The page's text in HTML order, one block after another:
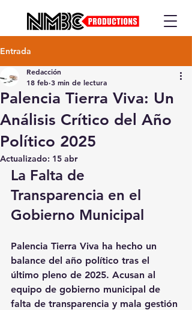
Entrada
Palencia Tierra Viva: Un
Análisis Crítico del Año
Político 2025
Redacción
18 feb 3 min de lectura
Actualizado: 15 abr
La Falta de
Transparencia en el
Gobierno Municipal
Palencia Tierra Viva ha hecho un
balance del año político tras el
último pleno de 2025. Acusan al
equipo de gobierno municipal de
falta de transparencia y mala gestión